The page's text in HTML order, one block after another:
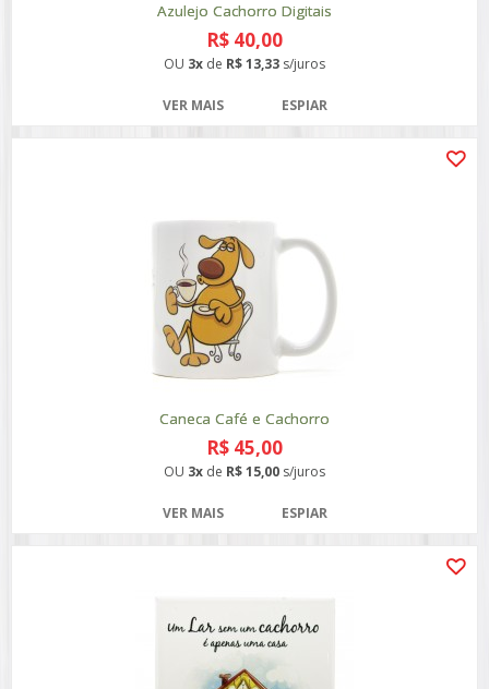
Azulejo Cachorro Digitais
R$ 40,00
OU 3x de R$ 13,33 s/juros
VER MAIS ESPIAR
Caneca Café e Cachorro
R$ 45,00
OU 3x de R$ 15,00 s/juros
VER MAIS ESPIAR